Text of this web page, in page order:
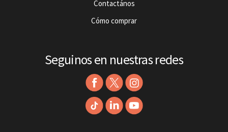
Contactános
Cómo comprar
Seguinos en nuestras redes